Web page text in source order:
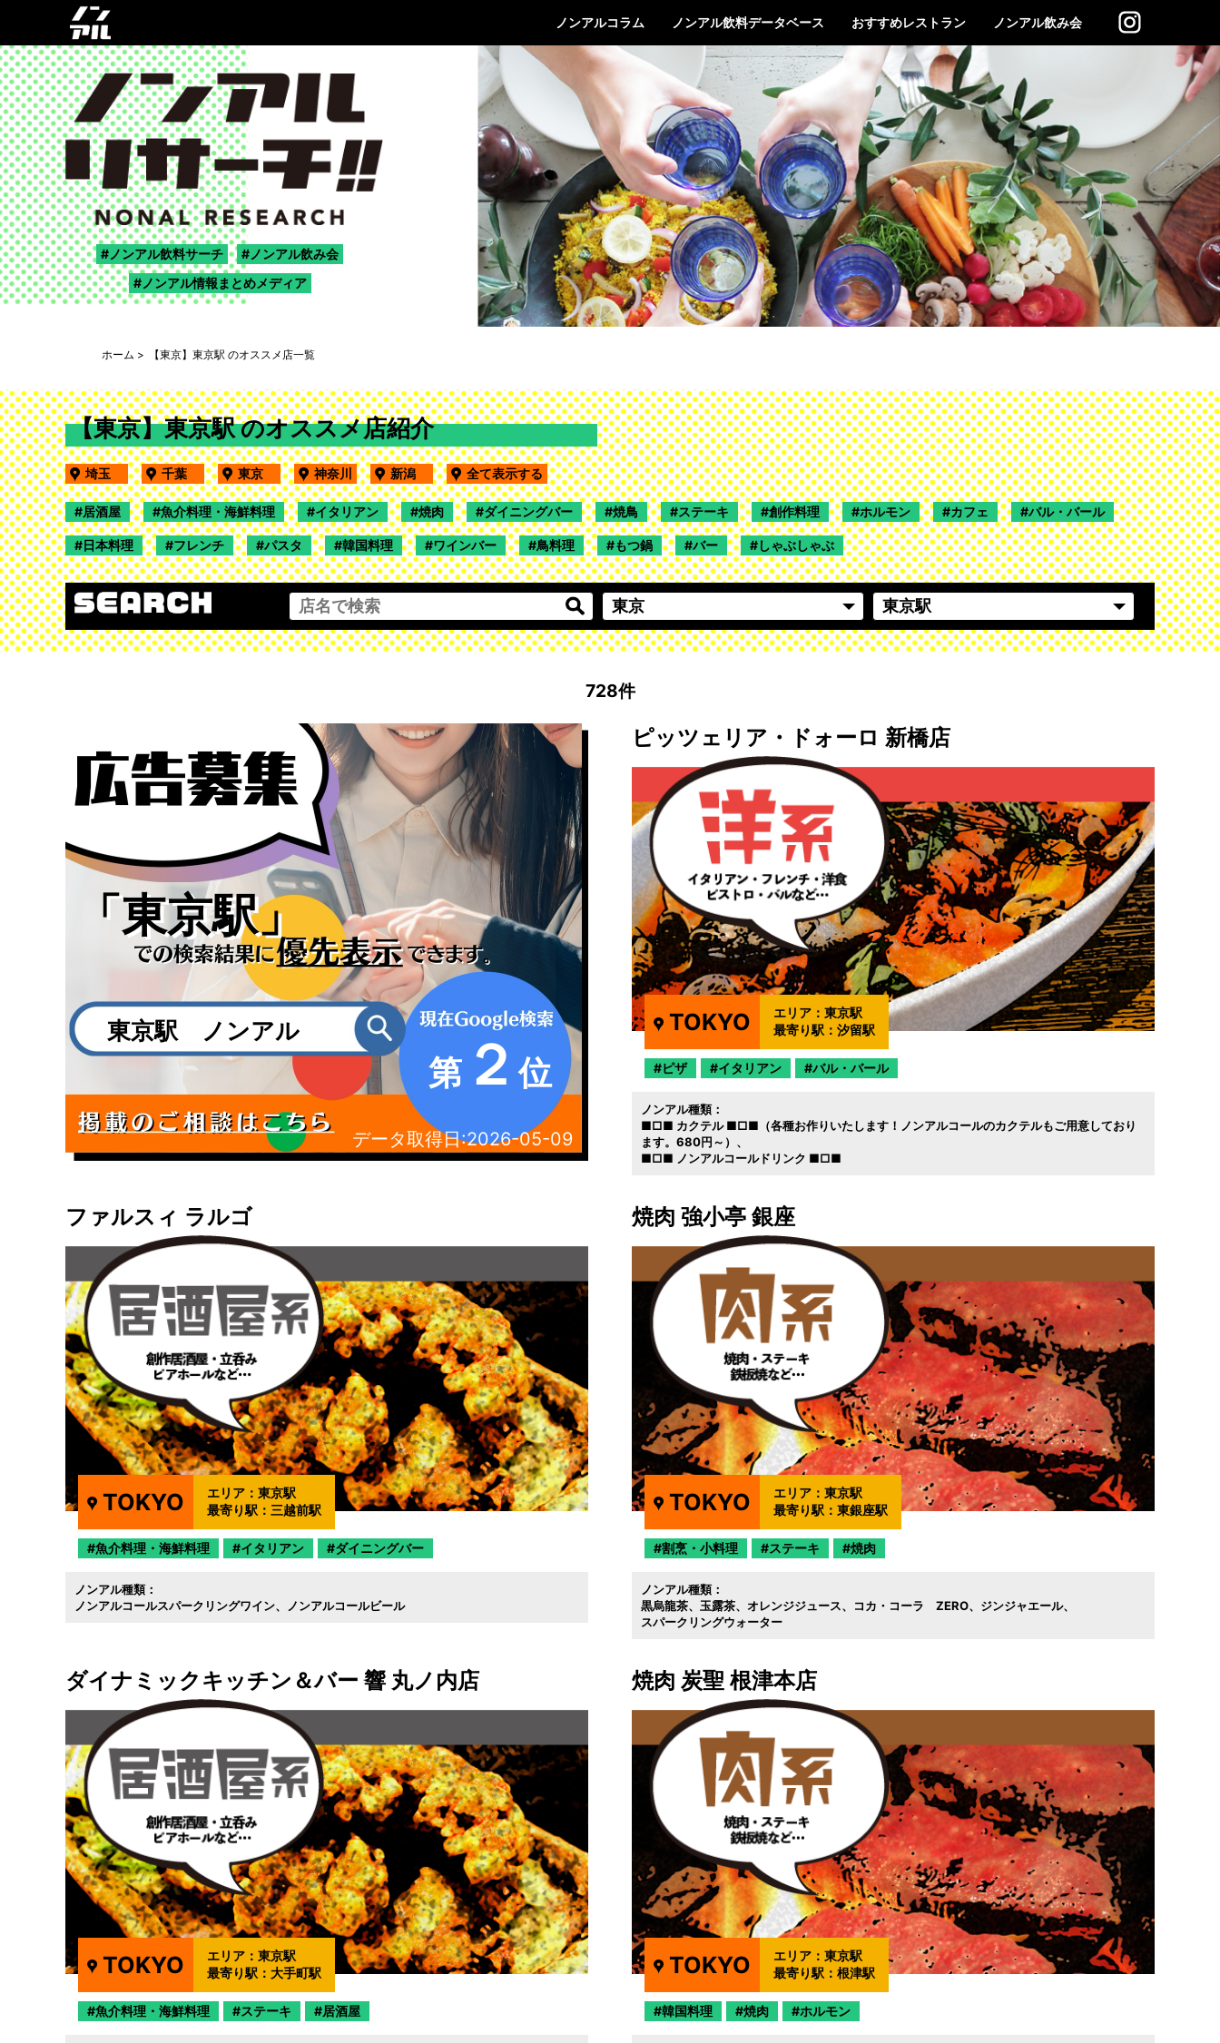
ノンアルコラム ノンアル飲料データベース おすすめレストラン ノンアル飲み会
ノンアル飲料サーチ
ノンアル飲み会
ノンアル情報まとめメディア
ホーム 【東京】東京駅 のオススメ店一覧
【東京】東京駅 のオススメ店紹介
埼玉 千葉 東京 神奈川 新潟 全て表示する
居酒屋 魚介料理・海鮮料理 イタリアン 焼肉 ダイニングバー 焼鳥 ステーキ 創作料理 ホルモン カフェ バル・バール
日本料理 フレンチ パスタ 韓国料理 ワインバー 鳥料理 もつ鍋 バー しゃぶしゃぶ
728件
「東京駅」
東京駅 ノンアル
第２位
データ取得日:2026-05-09
ピッツェリア・ドォーロ 新橋店
TOKYO エリア：東京駅
最寄り駅：汐留駅
ピザ イタリアン バル・バール
ノンアル種類：
■□■ カクテル ■□■（各種お作りいたします！ノンアルコールのカクテルもご用意しており
ます。680円～）
■□■ ノンアルコールドリンク ■□■
ファルスィ ラルゴ
TOKYO エリア：東京駅
最寄り駅： 三越前駅
魚介料理・海鮮料理 イタリアン ダイニングバー
ノンアル種類：
ノンアルコールスパークリングワイン
ノンアルコールビール
焼肉 強小亭 銀座
TOKYO エリア：東京駅
最寄り駅：東銀座駅
割烹・小料理 ステーキ 焼肉
ノンアル種類：
黒烏龍茶
玉露茶 オレンジジュース コカ・コーラ ZERO
ジンジャエール
スパークリングウォーター
ダイナミックキッチン＆バー 響 丸ノ内店
TOKYO エリア：東京駅
最寄り駅： 大手町駅
魚介料理・海鮮料理 ステーキ 居酒屋
焼肉 炭聖 根津本店
TOKYO エリア：東京駅
最寄り駅：根津駅
韓国料理 焼肉 ホルモン